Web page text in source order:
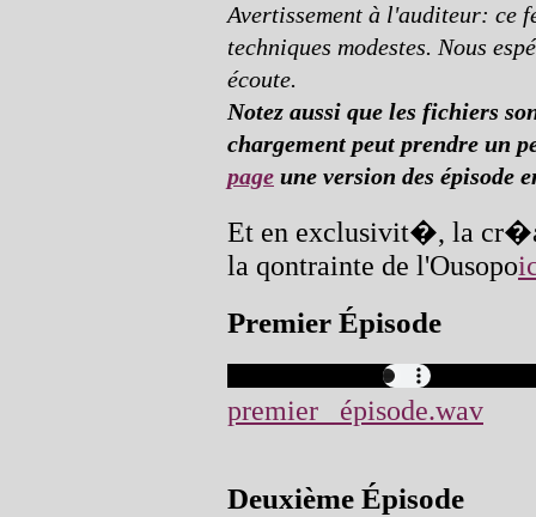
Avertissement à l'auditeur: ce
techniques modestes. Nous
écoute.
Notez aussi que les fichiers
chargement peut prendre un
page une version des épisode
Et en exclusivit�, la
la qontrainte de l'Ousopo
Premier Épisode
premier_ épisode.wav
Deuxième Épisode